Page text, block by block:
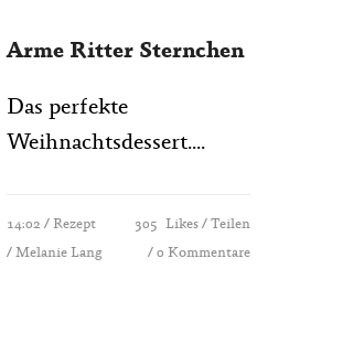
Arme Ritter Sternchen
Das perfekte
Weihnachtsdessert....
14:02 / Rezept
/ Melanie Lang
305 Likes
Teilen
0 Kommentare